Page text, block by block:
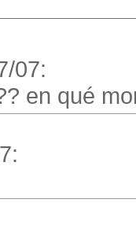
07:
en qué